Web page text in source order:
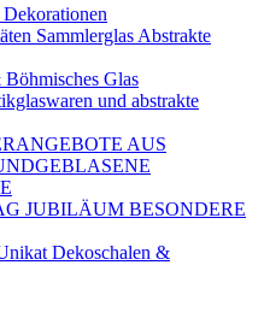
Sammlerglas Abstrakte
Glas
und abstrakte
AUS
JUBILÄUM BESONDERE
Dekoschalen &